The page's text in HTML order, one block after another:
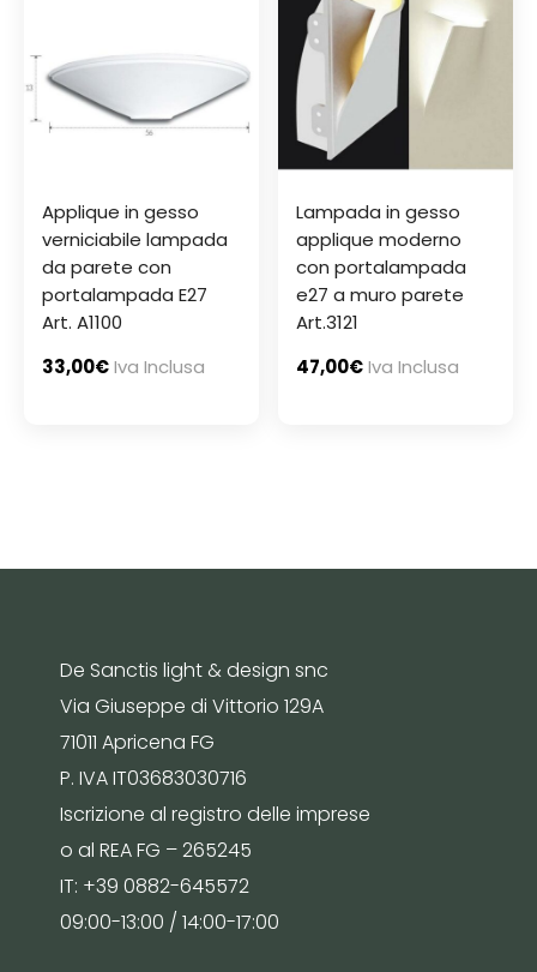
Applique in gesso
verniciabile lampada
da parete con
portalampada E27
Art. A1100
33,00€Iva Inclusa
Lampada in gesso
applique moderno
con portalampada
e27 a muro parete
Art.3121
47,00€Iva Inclusa
De Sanctis light & design snc
Via Giuseppe di Vittorio 129A
71011 Apricena FG
P. IVA IT03683030716
Iscrizione al registro delle imprese
o al REA FG – 265245
IT: +39 0882-645572
09:00-13:00 / 14:00-17:00